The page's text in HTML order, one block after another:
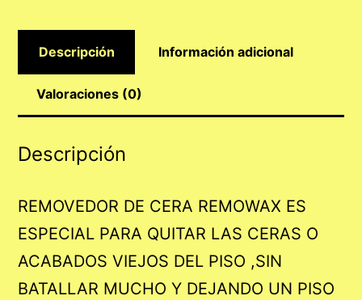
Descripción Información adicional
Valoraciones (0)
Descripción
REMOVEDOR DE CERA REMOWAX ES
ESPECIAL PARA QUITAR LAS CERAS O
ACABADOS VIEJOS DEL PISO ,SIN
BATALLAR MUCHO Y DEJANDO UN PISO